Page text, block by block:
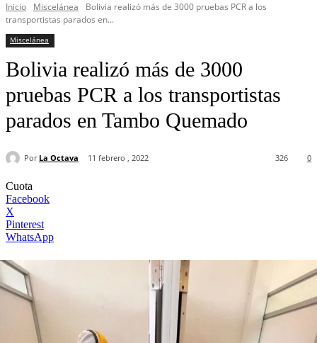
Inicio Miscelánea
Bolivia realizó más de 3000 pruebas PCR a los
transportistas parados en...
Miscelánea
Bolivia realizó más de 3000
pruebas PCR a los transportistas
parados en Tambo Quemado
Por La Octava 11 febrero , 2022 0
326
Cuota
Facebook
X
Pinterest
WhatsApp